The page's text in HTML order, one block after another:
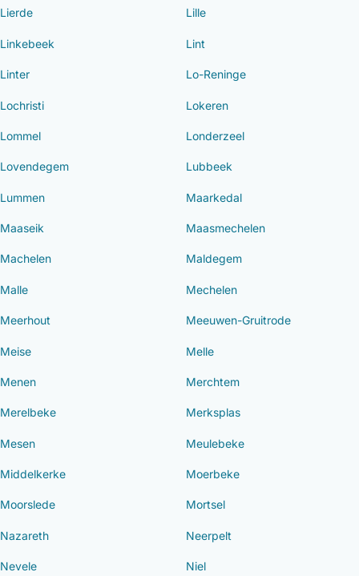
Lierde Lille
Linkebeek Lint
Linter Lo-Reninge
Lochristi Lokeren
Lommel Londerzeel
Lovendegem Lubbeek
Lummen Maarkedal
Maaseik Maasmechelen
Machelen Maldegem
Malle Mechelen
Meerhout Meeuwen-Gruitrode
Meise Melle
Menen Merchtem
Merelbeke Merksplas
Mesen Meulebeke
Middelkerke Moerbeke
Moorslede Mortsel
Nazareth Neerpelt
Nevele Niel